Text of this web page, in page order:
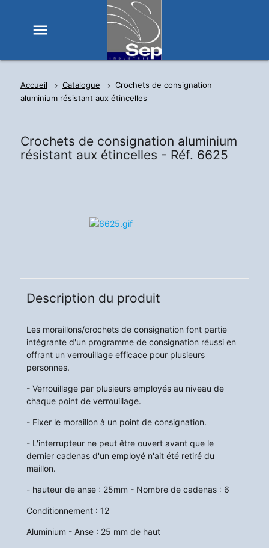
menu
Accueil Catalogue
Crochets de consignation
aluminium résistant aux étincelles
Crochets de consignation aluminium
résistant aux étincelles - Réf. 6625
Description du produit
Les moraillons/crochets de consignation font partie
intégrante d'un programme de consignation réussi en
offrant un verrouillage efficace pour plusieurs
personnes.
- Verrouillage par plusieurs employés au niveau de
chaque point de verrouillage.
- Fixer le moraillon à un point de consignation.
- L'interrupteur ne peut être ouvert avant que le
dernier cadenas d'un employé n'ait été retiré du
maillon.
- hauteur de anse : 25mm - Nombre de cadenas : 6
Conditionnement : 12
Aluminium - Anse : 25 mm de haut